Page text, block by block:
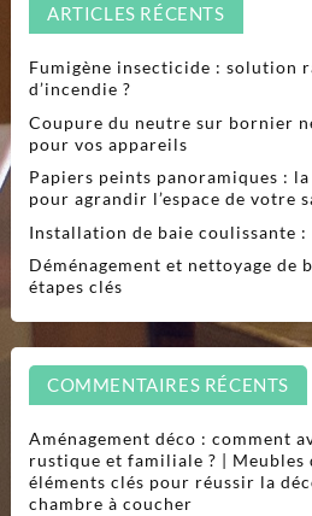
ARTICLES RÉCENTS
Fumigène insecticide : solution
d’incendie ?
Coupure du neutre sur bornier
pour vos appareils
Papiers peints panoramiques :
pour agrandir l’espace de votre
Installation de baie coulissante :
Déménagement et nettoyage de
étapes clés
COMMENTAIRES RÉCENTS
Aménagement déco : comment
rustique et familiale ? | Meubles
éléments clés pour réussir la
chambre à coucher